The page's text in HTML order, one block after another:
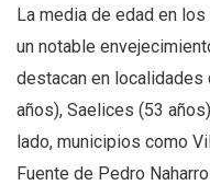
La media de edad en
un notable
destacan en
años), Saelices (53
lado, municipios como
Fuente de Pedro